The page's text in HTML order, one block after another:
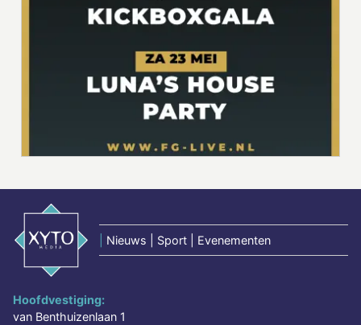
Nieuws | Sport | Evenementen
Hoofdvestiging:
van Benthuizenlaan 1